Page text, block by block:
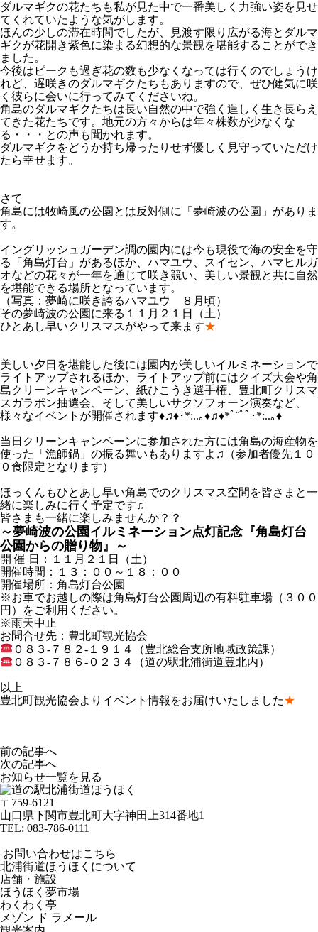
ダルマギクの花たちも私が見た中で一番美しく力強い姿を見せ
てくれていたような気がします。
ほんの少しの滞在時間でしたが、見渡す限り広がる海とダルマ
ギクが花開き紫色に染まる幻想的な景観を堪能することができ
ました。
今後はピークも過ぎ花の数も少なくなっては行くのでしょうけ
れど、遅咲きのダルマギクたちもありますので、ぜひ健気に咲
く彼らに会いに行ってみてくださいね。
角島のダルマギクたちは長い自然の中で強く逞しく生き長らえ
てきた花たちです。地元の方々からは年々株数が少なくな
る・・・との声も聞かれます。
ダルマギクをどうか持ち帰ったりせず優しく見守っていただけ
たら幸せます。
さて
角島には牧崎風の公園とは反対側に「夢崎波の公園」がありま
す。
イングリッシュガーデン調の園内には今も現役で海の安全を守
る「角島灯台」があるほか、ハマユウ、スイセン、ハマヒルガ
オなどの花々が一年を通じて咲き競い、美しい景観と共に自然
を堪能できる場所となっています。
（写真：夢崎に咲き誇るハマユウ ８月頃）
その夢崎波の公園に来る１１月２１日（土）
ひとあし早いクリスマスがやって来ます★
美しい夕日を堪能した後には園内が美しいイルミネーションで
ライトアップされるほか、ライトアップ前にはクイズ大会や角
島クリーンキャンペーン、紙ひこうき選手権、豊北町クリスマ
スガラポン抽選会、そして美しいサクソフォーン演奏など、
様々なイベントが開催されます♦♫♦･*:..｡♦♫♦*ﾟ¨ﾟﾟ･*:..｡♦
当日クリーンキャンペーンに参加された方には角島の海産物を
使った「漁師鍋」の振る舞いもありますよ♫（参加者優先１０
０食限定となります）
ほっくんもひとあし早い角島でのクリスマス空間を皆さまと一
緒に楽しみに行く予定です♫
皆さまも一緒に楽しみませんか？？
～夢崎波の公園イルミネーション点灯記念『角島灯台
公園からの贈り物』～
開 催 日：１１月２１日（土）
開催時間：１３：００～１８：００
開催場所：角島灯台公園
※お車でお越しの際は角島灯台公園周辺の有料駐車場（３００
円）をご利用ください。
※雨天中止
お問合せ先：豊北町観光協会
０８３-７８２-１９１４（豊北総合支所地域政策課）
０８３-７８６-０２３４（道の駅北浦街道豊北内）
以上
豊北町観光協会よりイベント情報をお届けいたしました★
前の記事へ
次の記事へ
お知らせ一覧を見る
〒759-6121
山口県下関市豊北町大字神田上314番地1
TEL: 083-786-0111
お問い合わせはこちら
北浦街道ほうほくについて
店舗・施設
ほうほく夢市場
わくわく亭
メゾン ド ラメール